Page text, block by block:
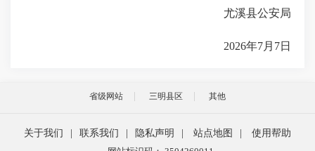
尤溪县公安局
2026年7月7日
省级网站 三明县区 其他
关于我们 联系我们 隐私声明 站点地图
使用帮助